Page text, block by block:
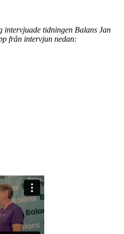
intervjuade tidningen Balans Jan
från intervjun nedan: